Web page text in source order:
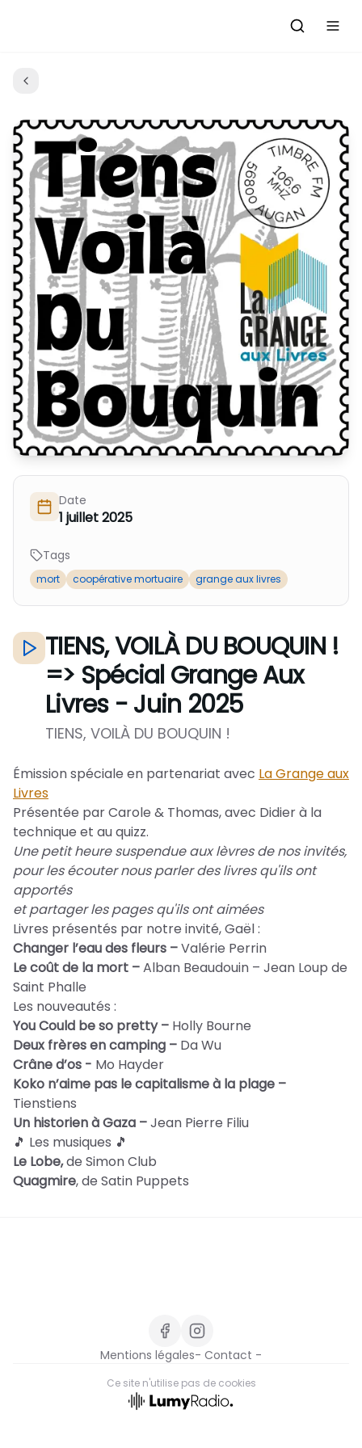
Actualités
Evénements à venir
Emissions
Grille des Programmes
C'était quoi ce morceau?
L'Association
L'équipe et les bénévoles
Nous rejoindre : Participer
Les Ateliers Radio
Les créations des Ateliers
Nos prestations
Nous Soutenir / Adhérer
J'adhère
Je fais un don
Exprime ton soutien
Nous Contacter
La newsletter
Date
1 juillet 2025
Tags
mort coopérative mortuaire grange aux livres
TIENS, VOILÀ DU BOUQUIN !
=> Spécial Grange Aux
Livres - Juin 2025
TIENS, VOILÀ DU BOUQUIN !
Émission spéciale en partenariat avec La Grange aux
Livres
Présentée par Carole & Thomas, avec Didier à la
technique et au quizz.
Une petit heure suspendue aux lèvres de nos invités,
pour les écouter nous parler des livres qu'ils ont
apportés
et partager les pages qu'ils ont aimées
Livres présentés par notre invité, Gaël :
Changer l’eau des fleurs –Valérie Perrin
Le coût de la mort –Alban Beaudouin – Jean Loup de
Saint Phalle
Les nouveautés :
You Could be so pretty – Holly Bourne
Deux frères en camping – Da Wu
Crâne d’os - Mo Hayder
Koko n’aime pas le capitalisme à la plage –
Tienstiens
Un historien à Gaza –Jean Pierre Filiu
🎵 Les musiques 🎵
Le Lobe,de Simon Club
Quagmire, de Satin Puppets
Mentions légales- Contact -
Ce site n'utilise pas de cookies